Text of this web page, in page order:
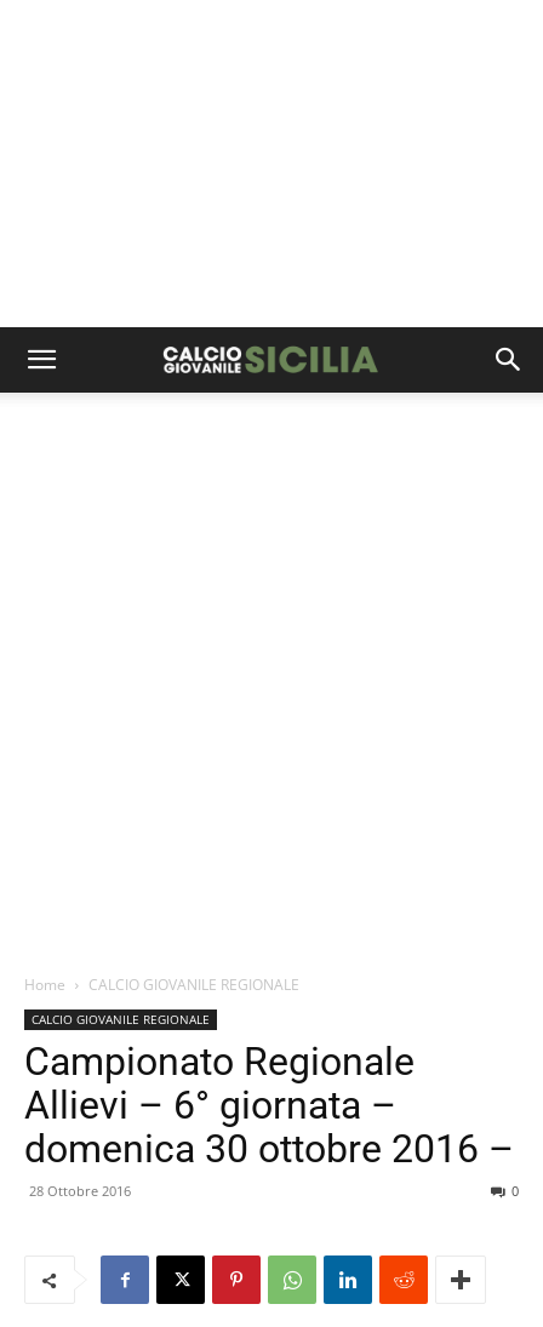
Home CALCIO GIOVANILE REGIONALE
CALCIO GIOVANILE REGIONALE
Campionato Regionale
Allievi – 6° giornata –
domenica 30 ottobre 2016 –
28 Ottobre 2016 0